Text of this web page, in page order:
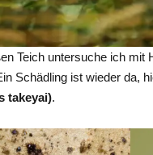
Teich untersuche ich mit
Schädling ist wieder da,
takeyai).